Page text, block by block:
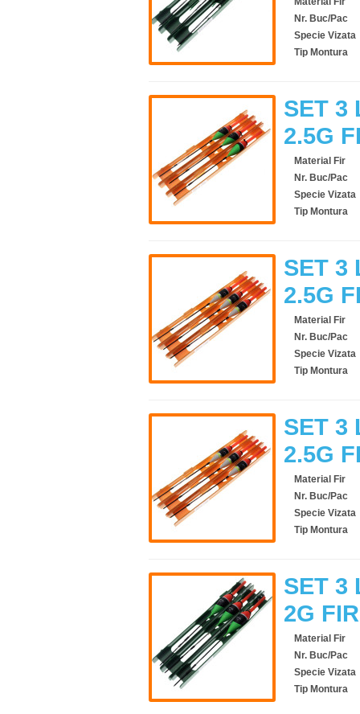
Nr. Buc/Pac
Specie Vizata
Tip Montura
SET 3
2.5G
Material Fir
Nr. Buc/Pac
Specie Vizata
Tip Montura
SET 3
2.5G
Material Fir
Nr. Buc/Pac
Specie Vizata
Tip Montura
SET 3
2.5G
Material Fir
Nr. Buc/Pac
Specie Vizata
Tip Montura
SET 3
2G
Material Fir
Nr. Buc/Pac
Specie Vizata
Tip Montura